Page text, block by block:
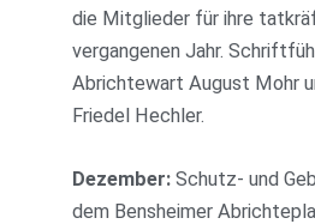
die Mitglieder für ihre
vergangenen Jahr.
Abrichtewart August Mohr
Friedel Hechler.
Dezember: Schutz- und
dem Bensheimer